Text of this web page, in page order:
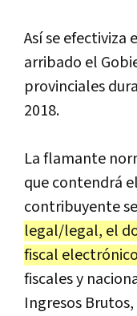
Así se efectiviza
arribado el
provinciales
2018.
La flamante
que contendrá
contribuyente
legal/legal, el
fiscal electrónico
fiscales y
Ingresos